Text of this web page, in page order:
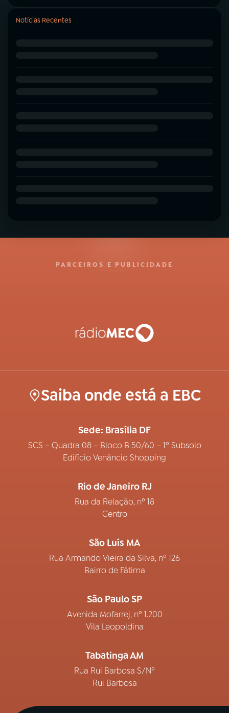
Notícias Recentes
PARCEIROS E PUBLICIDADE
Saiba onde está a EBC
Sede: Brasília DF
SCS – Quadra 08 – Bloco B 50/60 – 1º Subsolo
Edifício Venâncio Shopping
Rio de Janeiro RJ
Rua da Relação, nº 18
Centro
São Luís MA
Rua Armando Vieira da Silva, nº 126
Bairro de Fátima
São Paulo SP
Avenida Mofarrej, nº 1.200
Vila Leopoldina
Tabatinga AM
Rua Rui Barbosa S/Nº
Rui Barbosa